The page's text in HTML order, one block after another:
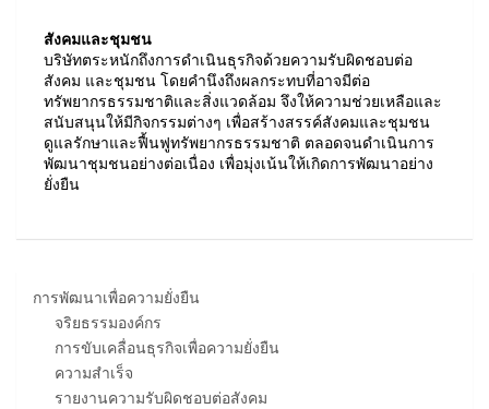
สังคมและชุมชน
บริษัทตระหนักถึงการดำเนินธุรกิจด้วยความรับผิดชอบต่อ
สังคม และชุมชน โดยคำนึงถึงผลกระทบที่อาจมีต่อ
ทรัพยากรธรรมชาติและสิ่งแวดล้อม จึงให้ความช่วยเหลือและ
สนับสนุนให้มีกิจกรรมต่างๆ เพื่อสร้างสรรค์สังคมและชุมชน
ดูแลรักษาและฟื้นฟูทรัพยากรธรรมชาติ ตลอดจนดำเนินการ
พัฒนาชุมชนอย่างต่อเนื่อง เพื่อมุ่งเน้นให้เกิดการพัฒนาอย่าง
ยั่งยืน
การพัฒนาเพื่อความยั่งยืน
จริยธรรมองค์กร
การขับเคลื่อนธุรกิจเพื่อความยั่งยืน
ความสำเร็จ
รายงานความรับผิดชอบต่อสังคม